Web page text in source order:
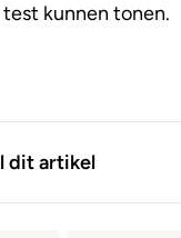
test kunnen tonen.
dit artikel